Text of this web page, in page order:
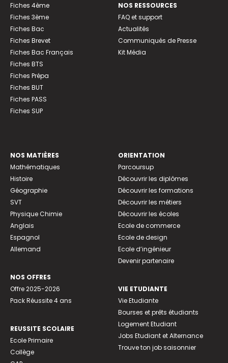
Fiches 4ème
Fiches 3ème
Fiches Bac
Fiches Brevet
Fiches Bac Français
Fiches BTS
Fiches Prépa
Fiches BUT
Fiches PASS
Fiches SUP
NOS RESSOURCES
FAQ et support
Actualités
Communiqués de Presse
Kit Média
NOS MATIÈRES
Mathématiques
Histoire
Géographie
SVT
Physique Chimie
Anglais
Espagnol
Allemand
NOS OFFRES
Offre 2025-2026
Pack Réussite 4 ans
REUSSITE SCOLAIRE
Ecole Primaire
Collège
ORIENTATION
Parcoursup
Découvrir les diplômes
Découvrir les formations
Découvrir les métiers
Découvrir les écoles
Ecole de commerce
Ecole de design
Ecole d’ingénieur
Devenir partenaire
VIE ETUDIANTE
Vie Etudiante
Bourses et prêts étudiants
Logement Etudiant
Jobs Etudiant et Alternance
Trouve ton job saisonnier